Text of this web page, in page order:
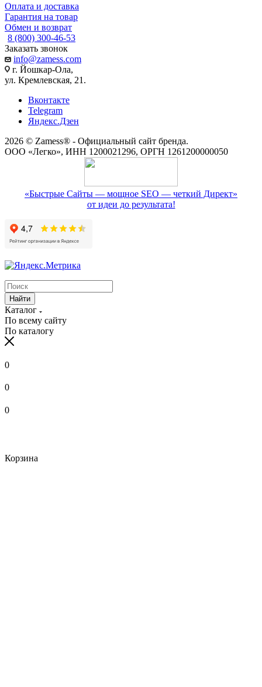
Оплата и доставка
Гарантия на товар
Обмен и возврат
8 (800) 300-46-53
Заказать звонок
info@zamess.com
г. Йошкар-Ола,
ул. Кремлевская, 21.
Вконтакте
Telegram
Яндекс.Дзен
2026 © Zamess® - Официальный сайт бренда.
ООО «Легко», ИНН 1200021296, ОРГН 1261200000050
«Быстрые Сайты — мощное SEO — четкий Директ»
от идеи до результата!
Найти
Каталог
По всему сайту
По каталогу
0
0
0
Корзина